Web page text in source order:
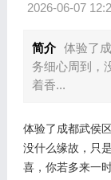
2026-06-07
简介 体验了
务细心周到，
着香...
体验了成都武侯
没什么缘故，只
喜，你若多来一